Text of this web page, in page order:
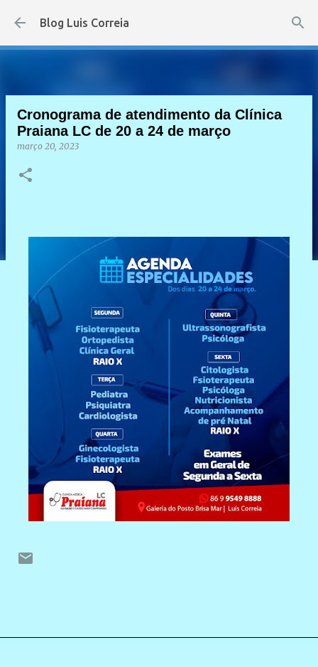
Pular para o conteúdo principal
Blog Luis Correia
Cronograma de atendimento da Clínica
Praiana LC de 20 a 24 de março
março 20, 2023